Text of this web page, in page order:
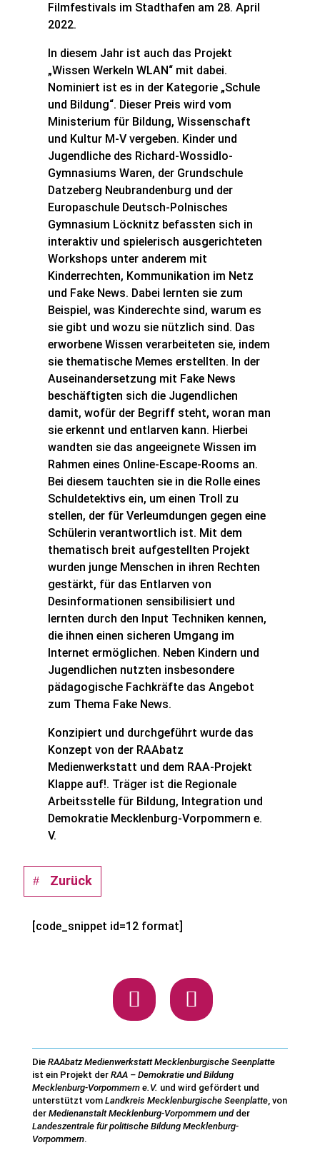
Filmfestivals im Stadthafen am 28. April
2022.
In diesem Jahr ist auch das Projekt
„Wissen Werkeln WLAN“ mit dabei.
Nominiert ist es in der Kategorie „Schule
und Bildung“. Dieser Preis wird vom
Ministerium für Bildung, Wissenschaft
und Kultur M-V vergeben. Kinder und
Jugendliche des Richard-Wossidlo-
Gymnasiums Waren, der Grundschule
Datzeberg Neubrandenburg und der
Europaschule Deutsch-Polnisches
Gymnasium Löcknitz befassten sich in
interaktiv und spielerisch ausgerichteten
Workshops unter anderem mit
Kinderrechten, Kommunikation im Netz
und Fake News. Dabei lernten sie zum
Beispiel, was Kinderechte sind, warum es
sie gibt und wozu sie nützlich sind. Das
erworbene Wissen verarbeiteten sie, indem
sie thematische Memes erstellten. In der
Auseinandersetzung mit Fake News
beschäftigten sich die Jugendlichen
damit, wofür der Begriff steht, woran man
sie erkennt und entlarven kann. Hierbei
wandten sie das angeeignete Wissen im
Rahmen eines Online-Escape-Rooms an.
Bei diesem tauchten sie in die Rolle eines
Schuldetektivs ein, um einen Troll zu
stellen, der für Verleumdungen gegen eine
Schülerin verantwortlich ist. Mit dem
thematisch breit aufgestellten Projekt
wurden junge Menschen in ihren Rechten
gestärkt, für das Entlarven von
Desinformationen sensibilisiert und
lernten durch den Input Techniken kennen,
die ihnen einen sicheren Umgang im
Internet ermöglichen. Neben Kindern und
Jugendlichen nutzten insbesondere
pädagogische Fachkräfte das Angebot
zum Thema Fake News.
Konzipiert und durchgeführt wurde das
Konzept von der RAAbatz
Medienwerkstatt und dem RAA-Projekt
Klappe auf!. Träger ist die Regionale
Arbeitsstelle für Bildung, Integration und
Demokratie Mecklenburg-Vorpommern e.
V.
Zurück
[code_snippet id=12 format]
Die RAAbatz Medienwerkstatt Mecklenburgische Seenplatte
ist ein Projekt der RAA – Demokratie und Bildung
Mecklenburg-Vorpommern e.V. und wird gefördert und
unterstützt vom Landkreis Mecklenburgische Seenplatte, von
der Medienanstalt Mecklenburg-Vorpommern undder
Landeszentrale für politische Bildung Mecklenburg-
Vorpommern.